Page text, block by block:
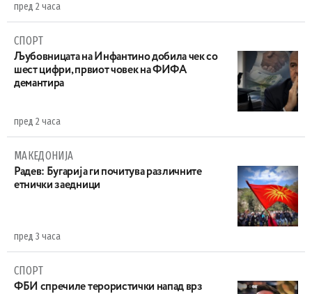
пред 2 часа
СПОРТ
Љубовницата на Инфантино добила чек со
шест цифри, првиот човек на ФИФА
демантира
пред 2 часа
МАКЕДОНИЈА
Радев: Бугарија ги почитува различните
етнички заедници
пред 3 часа
СПОРТ
ФБИ спречиле терористички напад врз